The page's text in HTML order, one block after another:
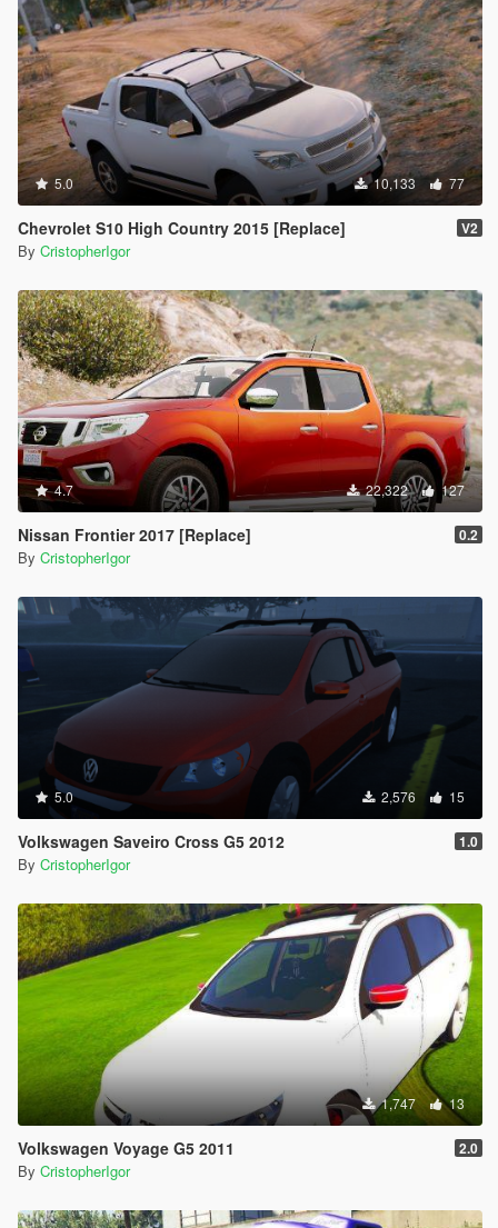
5.0 10,133 77
Chevrolet S10 High Country 2015 [Replace] V2
By CristopherIgor
4.7 22,322 127
Nissan Frontier 2017 [Replace] 0.2
By CristopherIgor
5.0 2,576 15
Volkswagen Saveiro Cross G5 2012 1.0
By CristopherIgor
1,747 13
Volkswagen Voyage G5 2011 2.0
By CristopherIgor